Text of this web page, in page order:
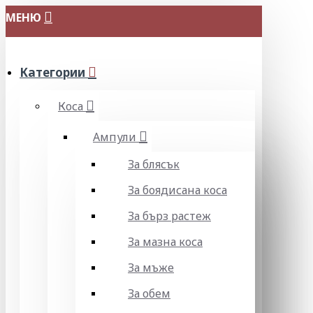
МЕНЮ
Категории
Коса
Ампули
За блясък
За боядисана коса
За бърз растеж
За мазна коса
За мъже
За обем